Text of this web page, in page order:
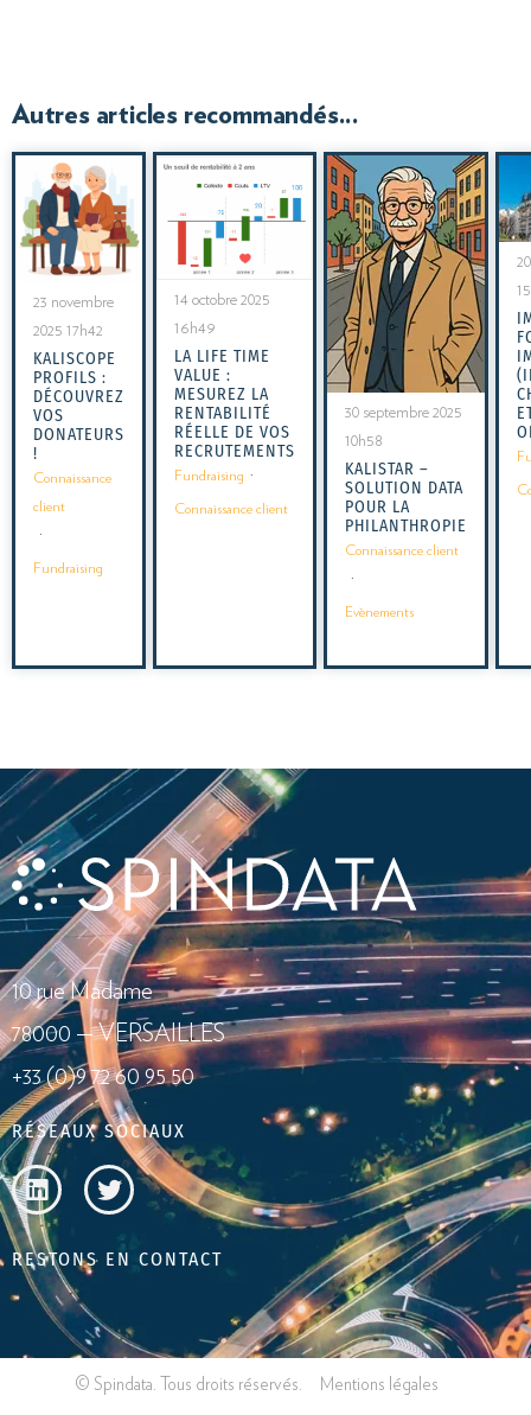
Autres articles recommandés...
23 novembre
2025 17h42
KALISCOPE
PROFILS :
DÉCOUVREZ
VOS
DONATEURS
!
Connaissance
client
·
Fundraising
14 octobre 2025
16h49
LA LIFE TIME
VALUE :
MESUREZ LA
RENTABILITÉ
RÉELLE DE VOS
RECRUTEMENTS
Fundraising ·
Connaissance client
30 septembre 2025
10h58
KALISTAR –
SOLUTION DATA
POUR LA
PHILANTHROPIE
Connaissance client
·
Evènements
10 rue Madame
78000 — VERSAILLES
+33 (0)9 72 60 95 50
RÉSEAUX SOCIAUX
RESTONS EN CONTACT
© Spindata. Tous droits réservés. Mentions légales